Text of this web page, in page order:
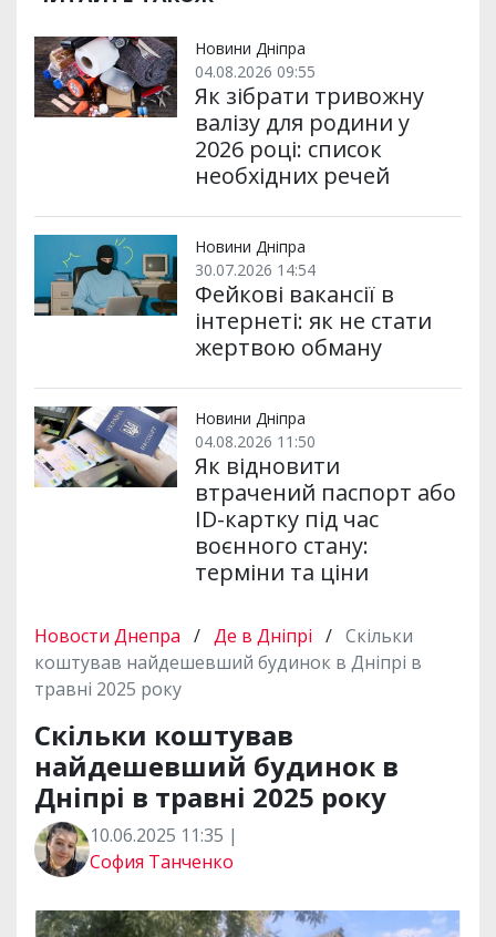
и
и
o
k
e
m p
Новини Дніпра
04.08.2026 09:55
Як зібрати тривожну
валізу для родини у
2026 році: список
необхідних речей
Новини Дніпра
30.07.2026 14:54
Фейкові вакансії в
інтернеті: як не стати
жертвою обману
Новини Дніпра
04.08.2026 11:50
Як відновити
втрачений паспорт або
ID-картку під час
воєнного стану:
терміни та ціни
Новости Днепра / Де в Дніпрі / Скільки
коштував найдешевший будинок в Дніпрі в
травні 2025 року
Скільки коштував
найдешевший будинок в
Дніпрі в травні 2025 року
10.06.2025 11:35 |
София Танченко